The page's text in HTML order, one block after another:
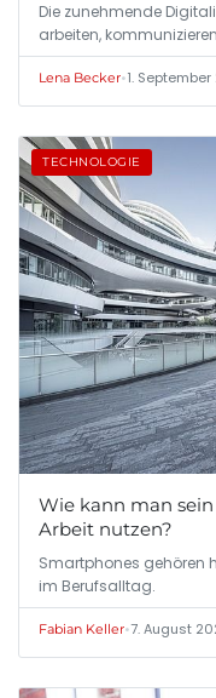
Die zunehmende
arbeiten,
Lena Becker•1.
TECHNOLOGIE
Wie kann man
Arbeit nutzen?
Smartphones gehören
im Berufsalltag.
Fabian Keller•7. August